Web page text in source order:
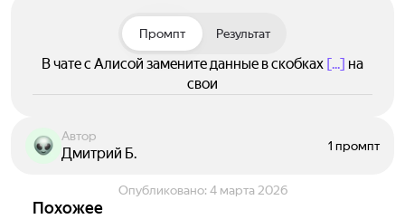
Промпт Результат
В чате с Алисой замените данные в скобках [...] на
свои
Автор
Дмитрий Б. 1 промпт
Опубликовано: 4 марта 2026
Похожее